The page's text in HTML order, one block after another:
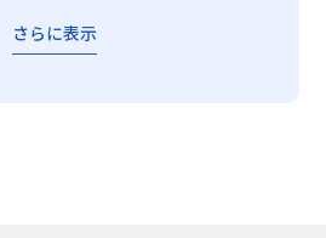
さらに表示